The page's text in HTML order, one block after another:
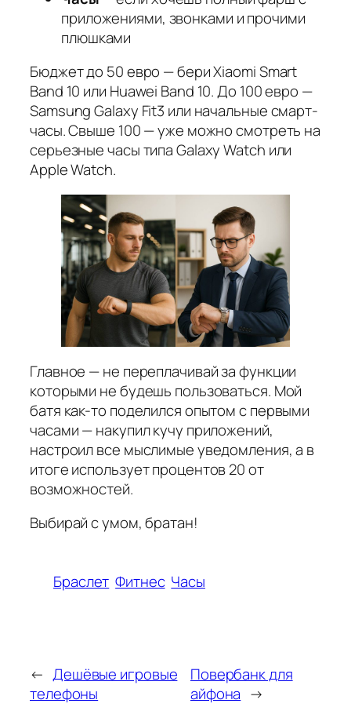
приложениями, звонками и прочими
плюшками
Бюджет до 50 евро — бери Xiaomi Smart
Band 10 или Huawei Band 10. До 100 евро —
Samsung Galaxy Fit3 или начальные смарт-
часы. Свыше 100 — уже можно смотреть на
серьезные часы типа Galaxy Watch или
Apple Watch.
Главное — не переплачивай за функции
которыми не будешь пользоваться. Мой
батя как-то поделился опытом с первыми
часами — накупил кучу приложений,
настроил все мыслимые уведомления, а в
итоге использует процентов 20 от
возможностей.
Выбирай с умом, братан!
Браслет Фитнес Часы
← Дешёвые игровые
телефоны
Повербанк для
айфона →